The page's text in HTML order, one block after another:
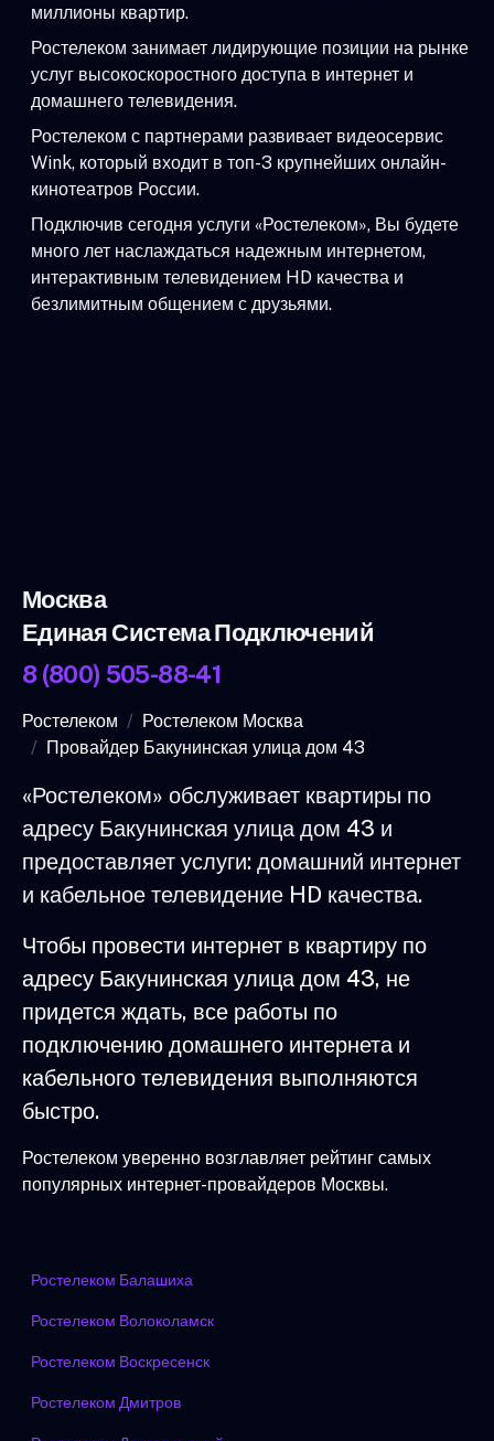
миллионы квартир.
Ростелеком занимает лидирующие позиции на рынке
услуг высокоскоростного доступа в интернет и
домашнего телевидения.
Ростелеком с партнерами развивает видеосервис
Wink, который входит в топ-3 крупнейших онлайн-
кинотеатров России.
Подключив сегодня услуги «Ростелеком», Вы будете
много лет наслаждаться надежным интернетом,
интерактивным телевидением HD качества и
безлимитным общением с друзьями.
Москва
Единая Система Подключений
8 (800) 505-88-41
Ростелеком
Ростелеком Москва
Провайдер Бакунинская улица дом 43
«Ростелеком» обслуживает квартиры по
адресу Бакунинская улица дом 43 и
предоставляет услуги: домашний интернет
и кабельное телевидение HD качества.
Чтобы провести интернет в квартиру по
адресу Бакунинская улица дом 43, не
придется ждать, все работы по
подключению домашнего интернета и
кабельного телевидения выполняются
быстро.
Ростелеком уверенно возглавляет рейтинг самых
популярных интернет-провайдеров Москвы.
Ростелеком Балашиха
Ростелеком Волоколамск
Ростелеком Воскресенск
Ростелеком Дмитров